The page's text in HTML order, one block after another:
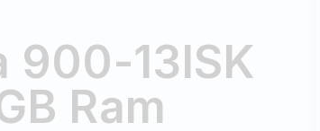
900-13ISK
Ram